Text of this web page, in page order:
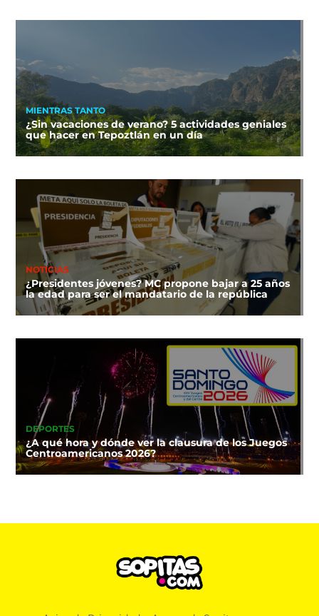
MIENTRAS TANTO
¿Sin vacaciones de verano? 5 actividades geniales
que hacer en Tepoztlán en un día
NOTICIAS
¿Presidentes jóvenes? MC propone bajar a 25 años
la edad para ser el mandatario de la república
DEPORTES
¿A qué hora y dónde ver la clausura de los Juegos
Centroamericanos 2026?